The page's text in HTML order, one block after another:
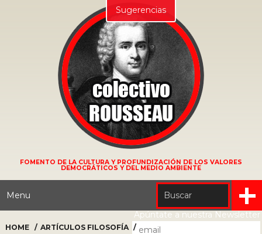
FOMENTO DE LA CULTURA Y PROFUNDIZACIÓN DE LOS VALORES
DEMOCRÁTICOS Y DEL MEDIO AMBIENTE
Menu
Apúntate a nuestra Newsletter
HOME ARTÍCULOS FILOSOFÍA
Sugerencias